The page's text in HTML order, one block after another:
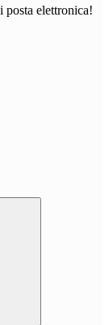
posta elettronica!